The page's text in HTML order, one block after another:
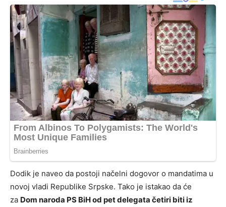
Dodik je naveo da postoji načelni dogovor o mandatima u
novoj vladi Republike Srpske. Tako je istakao da će
za Dom naroda PS BiH od pet delegata četiri biti iz